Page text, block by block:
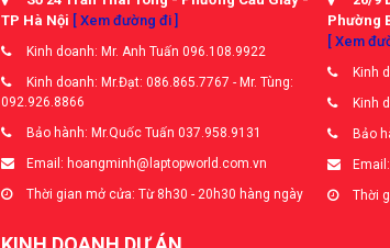
TP Hà Nội [ Xem đường đi ]
Kinh doanh: Mr. Anh Tuấn 096.108.9922
Kinh doanh: Mr.Đạt: 086.865.7767 - Mr. Tùng:
092.926.8866
Bảo hành: Mr.Quốc Tuấn 037.958.9131
Email: hoangminh@laptopworld.com.vn
Thời gian mở cửa: Từ 8h30 - 20h30 hàng ngày
Phường
[ Xem
Kinh
Kinh
Bảo
Thời